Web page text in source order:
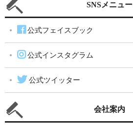
SNSメニュー
公式フェイスブック
公式インスタグラム
公式ツイッター
会社案内